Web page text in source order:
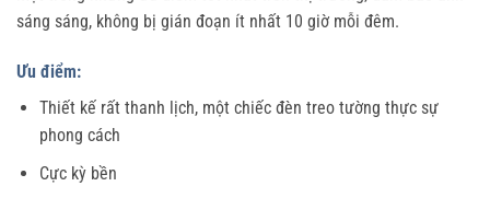
sáng sáng, không bị gián đoạn ít nhất 10 giờ mỗi đêm.
Ưu điểm:
Thiết kế rất thanh lịch, một chiếc đèn treo tường thực sự
phong cách
Cực kỳ bền